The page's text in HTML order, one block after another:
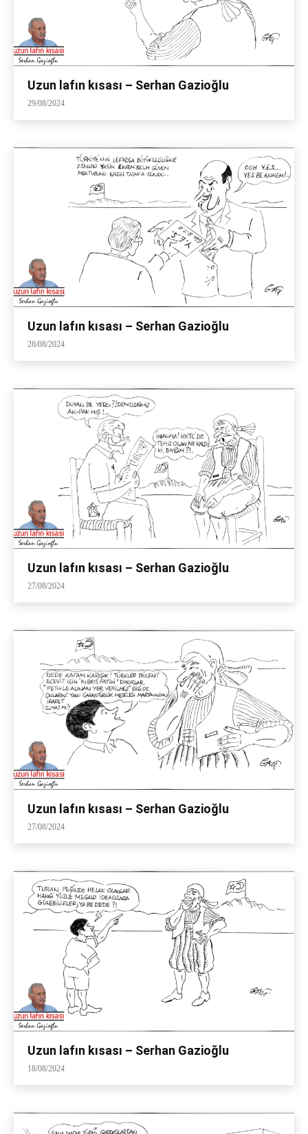
Uzun lafın kısası – Serhan Gazioğlu
29/08/2024
Uzun lafın kısası – Serhan Gazioğlu
28/08/2024
Uzun lafın kısası – Serhan Gazioğlu
27/08/2024
Uzun lafın kısası – Serhan Gazioğlu
27/08/2024
Uzun lafın kısası – Serhan Gazioğlu
18/08/2024